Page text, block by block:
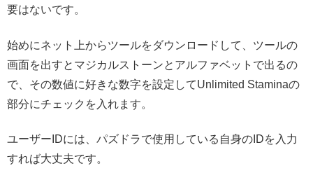
要はないです。
始めにネット上からツールをダウンロードして、ツールの
画面を出すとマジカルストーンとアルファベットで出るの
で、その数値に好きな数字を設定してUnlimited Staminaの
部分にチェックを入れます。
ユーザーIDには、パズドラで使用している自身のIDを入力
すれば大丈夫です。